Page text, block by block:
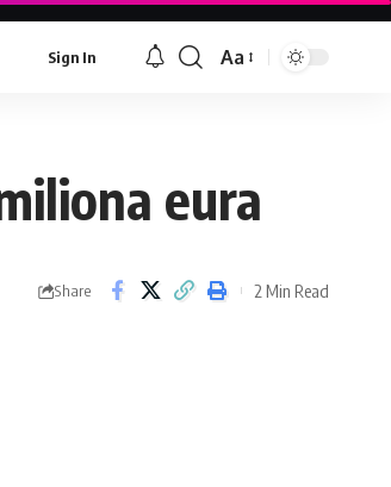
Sign In
Font
Aa
eura
Share 2 Min Read